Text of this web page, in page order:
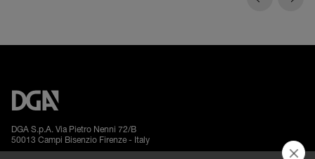
DGA S.p.A. Via Pietro Nenni 72/B
50013 Campi Bisenzio Firenze - Italy